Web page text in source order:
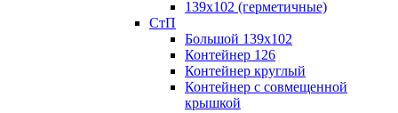
139х102 (герметичные)
СтП
Большой 139х102
Контейнер 126
Контейнер круглый
Контейнер с совмещенной
крышкой